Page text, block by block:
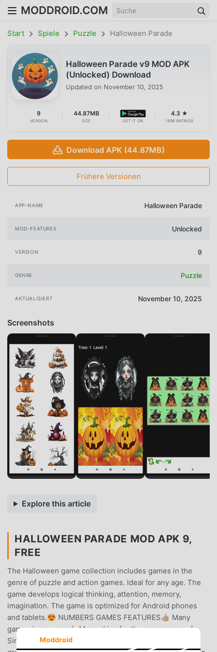
MODDROID.COM
Start Spiele Puzzle Halloween Parade
Halloween Parade v9 MOD APK
(Unlocked) Download
Updated on November 10, 2025
9
VERSION
44.87MB
SIZE GET IT ON
4.3 ★
1698 RATINGS
Download APK (44.87MB)
Frühere Versionen
APP-NAME Halloween Parade
MOD-FEATURES Unlocked
VERSION 9
GENRE Puzzle
AKTUALISIERT November 10, 2025
Screenshots
Explore this article
HALLOWEEN PARADE MOD APK 9,
FREE
The Halloween game collection includes games in the
genre of puzzle and action games. Ideal for any age. The
game develops logical thinking, attention, memory,
imagination. The game is optimized for Android phones
and tablets.😍 NUMBERS GAMES FEATURES👍🏼 Many
games in one app👍🏼 Many skins for the same games👍🏼
Simple and intuitive interface👍🏼 Colorful and vivid
Moddroid